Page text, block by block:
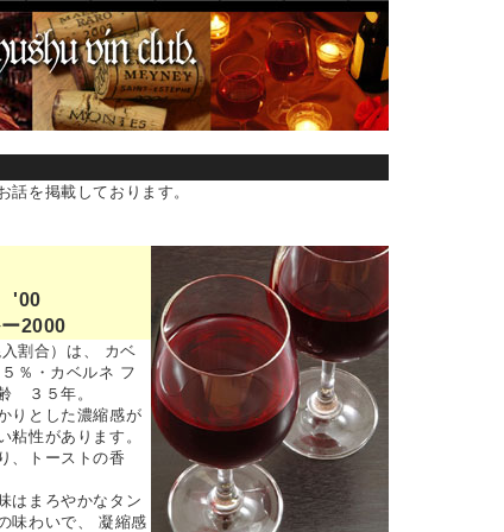
を掲載しております。
'00
2000
割合）は、 カベ
％・カベルネ フ
３５年。
りとした濃縮感が
粘性があります。
、トーストの香
はまろやかなタン
味わいで、 凝縮感